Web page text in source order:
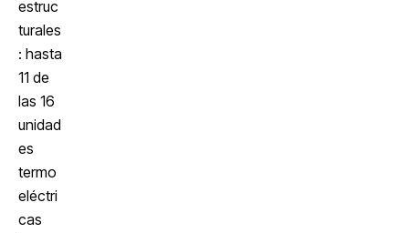
estruc
turales
: hasta
11 de
las 16
unidad
es
termo
eléctri
cas